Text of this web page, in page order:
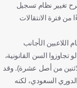
السعودية
تغيير نظام تسجيل
من فترة الانتقالات
اللاعبين الأجانب
تجاوزوا السن القانونية،
من أصل عشرة). وقد
ما لا يقل عن 12 ناديًا في الدوري السعودي، لكنه